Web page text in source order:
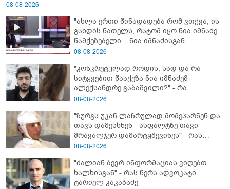
08-08-2026
"ახლა ერთი წინადადება რომ ვთქვა, ის
გახდის ნათელს, რატომ იყო ნია იმნაძე
წამქეზებელი... ნია იმნაძისგან
გამოსული ინფორმაციაა ეს" - რას
08-08-2026
"კონკრეტულად როდის, სად და რა
სიტყვებით წააქეზა ნია იმნაძემ
ალექსანდრე გაბაშვილი?" - რა
მიმართვას ავრცელებს ნია იმნაძის
08-08-2026
"ზურგს უკან ლაჩრულად მომეპარნენ და
თავს დამესხნენ - ასფალტზე თავი
მრავალჯერ დამარტყმევინეს" - რას
ჰყვება კურიერი, რომელსაც
გაუსწორდნენ?
08-08-2026
"ძალიან ბევრ ინფორმაციას ვიღებთ
ხალხისგან" - რას წერს ადვოკატი
ტარიელ კაკაბაძე